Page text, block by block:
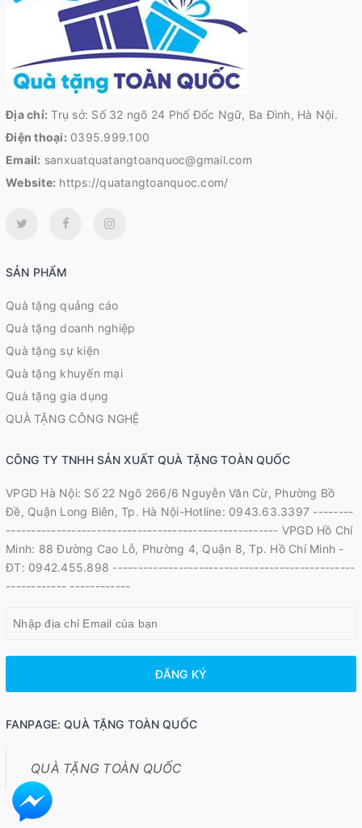
Địa chỉ: Trụ sở: Số 32 ngõ 24 Phố Đốc Ngữ, Ba Đình, Hà Nội.
Điện thoại: 0395.999.100
Email: sanxuatquatangtoanquoc@gmail.com
Website: https://quatangtoanquoc.com/
SẢN PHẨM
Quà tặng quảng cáo
Quà tặng doanh nghiệp
Quà tặng sự kiện
Quà tặng khuyến mại
Quà tặng gia dụng
QUÀ TẶNG CÔNG NGHỆ
CÔNG TY TNHH SẢN XUẤT QUÀ TẶNG TOÀN QUỐC
VPGD Hà Nội: Số 22 Ngõ 266/6 Nguyễn Văn Cừ, Phường Bồ
Đề, Quận Long Biên, Tp. Hà Nội-Hotline: 0943.63.3397 --------
------------------------------------------------------ VPGD Hồ Chí
Minh: 88 Đường Cao Lỗ, Phường 4, Quận 8, Tp. Hồ Chí Minh -
ĐT: 0942.455.898 ------------------------------------------------
------------ ------------
ĐĂNG KÝ
FANPAGE: QUÀ TẶNG TOÀN QUỐC
QUÀ TẶNG TOÀN QUỐC